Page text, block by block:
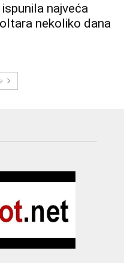
najveća
nekoliko dana